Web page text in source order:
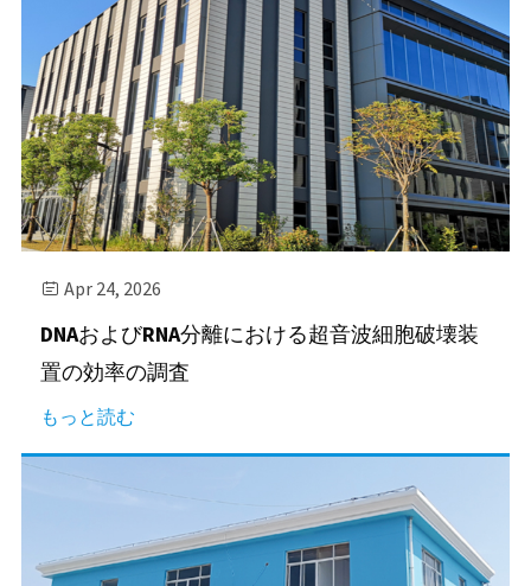
 Apr 24, 2026
DNAおよびRNA分離における超音波細胞破壊装
置の効率の調査
もっと読む